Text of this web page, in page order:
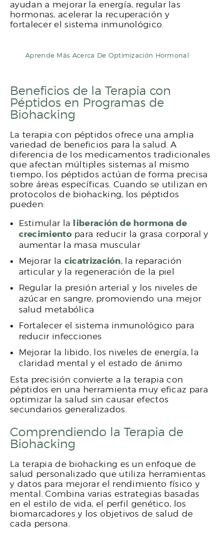
ayudan a mejorar la energía, regular las
hormonas, acelerar la recuperación y
fortalecer el sistema inmunológico.
Aprende Más Acerca De Optimización Hormonal
Beneficios de la Terapia con
Péptidos en Programas de
Biohacking
La terapia con péptidos ofrece una amplia
variedad de beneficios para la salud. A
diferencia de los medicamentos tradicionales
que afectan múltiples sistemas al mismo
tiempo, los péptidos actúan de forma precisa
sobre áreas específicas. Cuando se utilizan en
protocolos de biohacking, los péptidos
pueden:
Estimular la liberación de hormona de
crecimientopara reducir la grasa corporal y
aumentar la masa muscular
Mejorar la cicatrización, la reparación
articular y la regeneración de la piel
Regular la presión arterial y los niveles de
azúcar en sangre, promoviendo una mejor
salud metabólica
Fortalecer el sistema inmunológico para
reducir infecciones
Mejorar la libido, los niveles de energía, la
claridad mental y el estado de ánimo
Esta precisión convierte a la terapia con
péptidos en una herramienta muy eficaz para
optimizar la salud sin causar efectos
secundarios generalizados.
Comprendiendo la Terapia de
Biohacking
La terapia de biohacking es un enfoque de
salud personalizado que utiliza herramientas
y datos para mejorar el rendimiento físico y
mental. Combina varias estrategias basadas
en el estilo de vida, el perfil genético, los
biomarcadores y los objetivos de salud de
cada persona.